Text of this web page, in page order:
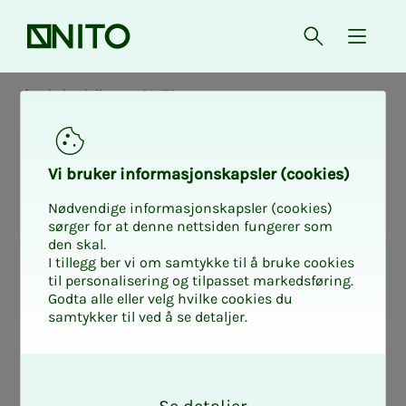
Forsiden Åpne søk
{
Lokalavdelingene i NITO
Års­­­mø­­­ter i lo­kal­
av­­­de­­­lin­­­ge­­­ne
Som medlemsorganisasjon er det
medlemmene som bestemmer i NITO.
Vi bru­­­ker in­­­for­­­ma­­­sjons­­­kaps­­­­­ler (cookies)
Nødvendige informasjonskapsler (cookies)
sørger for at denne nettsiden fungerer som
den skal.
I tillegg ber vi om samtykke til å bruke cookies
til personalisering og tilpasset markedsføring.
Godta alle eller velg hvilke cookies du
samtykker til ved å se detaljer.